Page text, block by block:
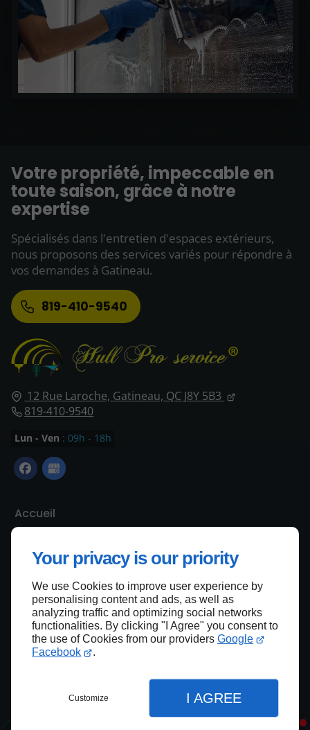
Your privacy is our priority
We use Cookies to improve user experience by
personalising content and ads, as well as
analyzing traffic and optimizing social networks
functionalities. By clicking "I Agree" you consent to
the use of Cookies from our providers Google
Facebook
.
Customize I AGREE
12 Rue Laroche, Gatineau, QC J8Y 5B3
819-410-9540
Lun - Ven : 09h - 18h
Accueil
Politique de confidentialité
Plan du site
Votre propriété, impeccable en
toute saison, grâce à notre
expertise
Spécialisés dans l'entretien d'espaces extérieurs,
nous proposons des services variés pour répondre à
vos demandes à Gatineau.
819-410-9540
Haut de page